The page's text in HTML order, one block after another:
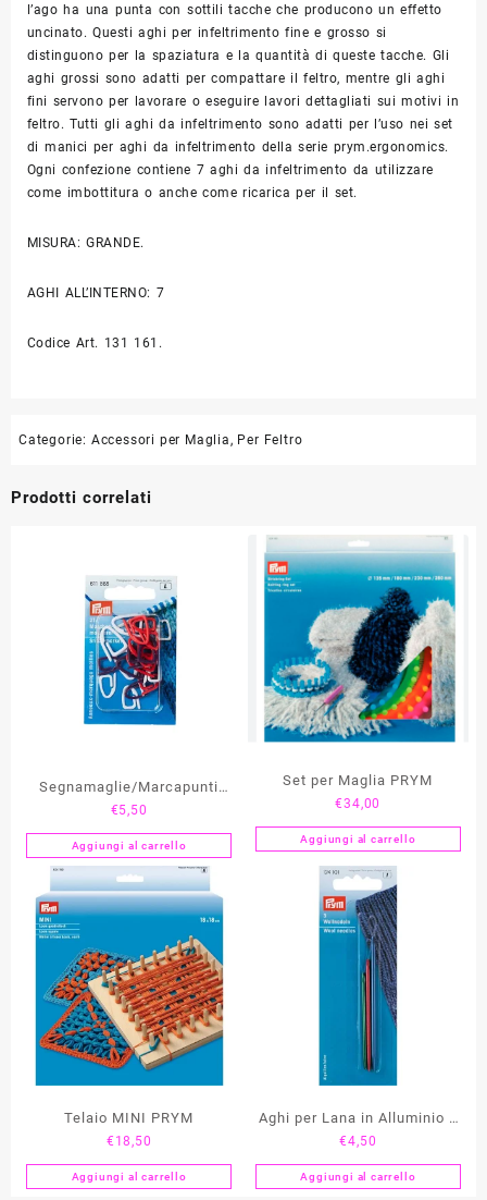
l’ago ha una punta con sottili tacche che producono un effetto
uncinato. Questi aghi per infeltrimento fine e grosso si
distinguono per la spaziatura e la quantità di queste tacche. Gli
aghi grossi sono adatti per compattare il feltro, mentre gli aghi
fini servono per lavorare o eseguire lavori dettagliati sui motivi in
​​feltro. Tutti gli aghi da infeltrimento sono adatti per l’uso nei set
di manici per aghi da infeltrimento della serie prym.ergonomics.
Ogni confezione contiene 7 aghi da infeltrimento da utilizzare
come imbottitura o anche come ricarica per il set.
MISURA: GRANDE.
AGHI ALL’INTERNO: 7
Codice Art. 131 161.
Categorie: Accessori per Maglia, Per Feltro
Prodotti correlati
Segnamaglie/Marcapunti
PRYM
€5,50
Aggiungi al carrello
Set per Maglia PRYM
€34,00
Aggiungi al carrello
Telaio MINI PRYM
€ 18,50
Aggiungi al carrello
Aghi per Lana in Alluminio e
Cruna Flessibile PRYM
€4,50
Aggiungi al carrello